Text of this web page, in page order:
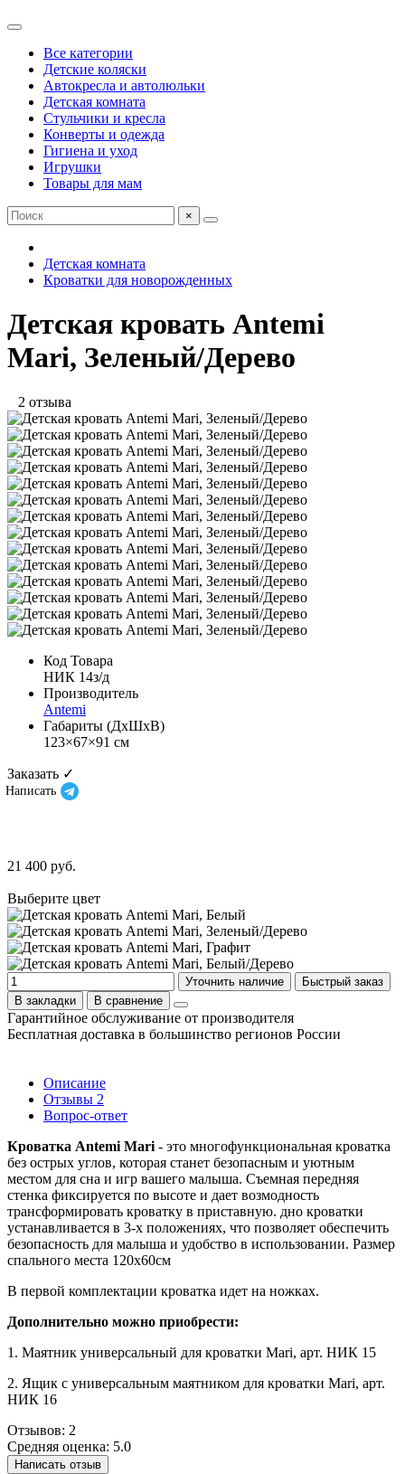
Все категории
Детские коляски
Автокресла и автолюльки
Детская комната
Стульчики и кресла
Конверты и одежда
Гигиена и уход
Игрушки
Товары для мам
×
Детская комната
Кроватки для новорожденных
Детская кровать Antemi
Mari, Зеленый/Дерево
2 отзыва
Код Товара
НИК 14з/д
Производитель
Antemi
Габариты (ДхШхВ)
123×67×91 см
Заказать ✓
Написать
21 400 руб.
Выберите цвет
Уточнить наличие
Быстрый заказ
В закладки
В сравнение
Гарантийное обслуживание от производителя
Бесплатная доставка в большинство регионов России
Описание
Отзывы 2
Вопрос-ответ
Кроватка Antemi Mari - это многофункциональная кроватка
без острых углов, которая станет безопасным и уютным
местом для сна и игр вашего малыша. Съемная передняя
стенка фиксируется по высоте и дает возмодность
трансформировать кроватку в приставную. дно кроватки
устанавливается в 3-х положениях, что позволяет обеспечить
безопасность для малыша и удобство в использовании. Размер
спального места 120х60см
В первой комплектации кроватка идет на ножках.
Дополнительно можно приобрести:
1. Маятник универсальный для кроватки Mari, арт. НИК 15
2. Ящик с универсальным маятником для кроватки Mari, арт.
НИК 16
Отзывов: 2
Средняя оценка: 5.0
Написать отзыв